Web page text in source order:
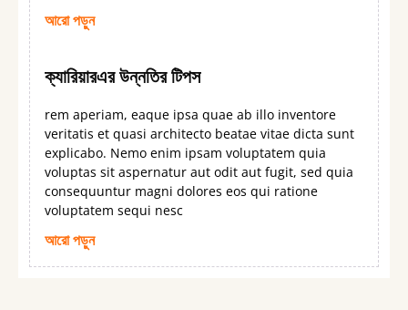
আরো পড়ুন
ক্যারিয়ারএর উন্নতির টিপস
rem aperiam, eaque ipsa quae ab illo inventore
veritatis et quasi architecto beatae vitae dicta sunt
explicabo. Nemo enim ipsam voluptatem quia
voluptas sit aspernatur aut odit aut fugit, sed quia
consequuntur magni dolores eos qui ratione
voluptatem sequi nesc
আরো পড়ুন